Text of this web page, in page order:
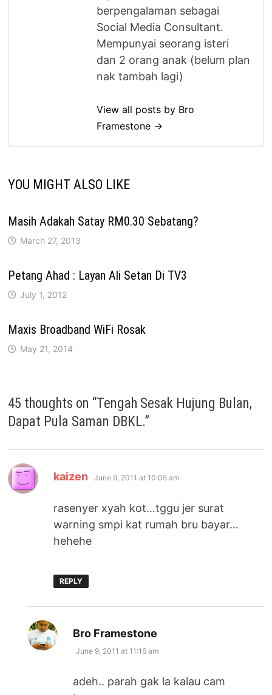
berpengalaman sebagai
Social Media Consultant.
Mempunyai seorang isteri
dan 2 orang anak (belum plan
nak tambah lagi)
View all posts by Bro
Framestone →
YOU MIGHT ALSO LIKE
Masih Adakah Satay RM0.30 Sebatang?
March 27, 2013
Petang Ahad : Layan Ali Setan Di TV3
July 1, 2012
Maxis Broadband WiFi Rosak
May 21, 2014
45 thoughts on “Tengah Sesak Hujung Bulan,
Dapat Pula Saman DBKL.”
kaizen says:
June 9, 2011 at 10:05 am
rasenyer xyah kot…tggu jer surat
warning smpi kat rumah bru bayar…
hehehe
REPLY
Bro Framestone
June 9, 2011 at 11:16 am
adeh.. parah gak la kalau cam